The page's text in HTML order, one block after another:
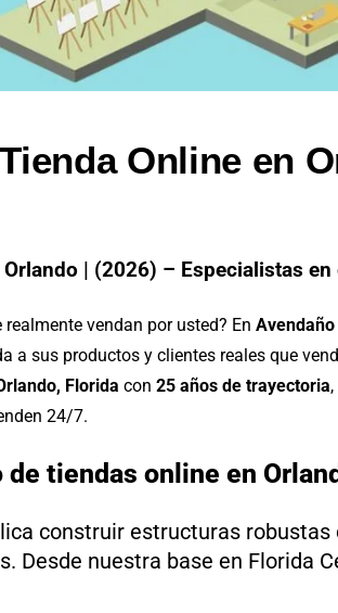
Online en
| (2026) – Especialistas
realmente vendan por usted? En
a sus productos y clientes reales que
Florida con 25 años de trayectoria
24/7.
tiendas online en
construir estructuras
Desde nuestra base en Florida